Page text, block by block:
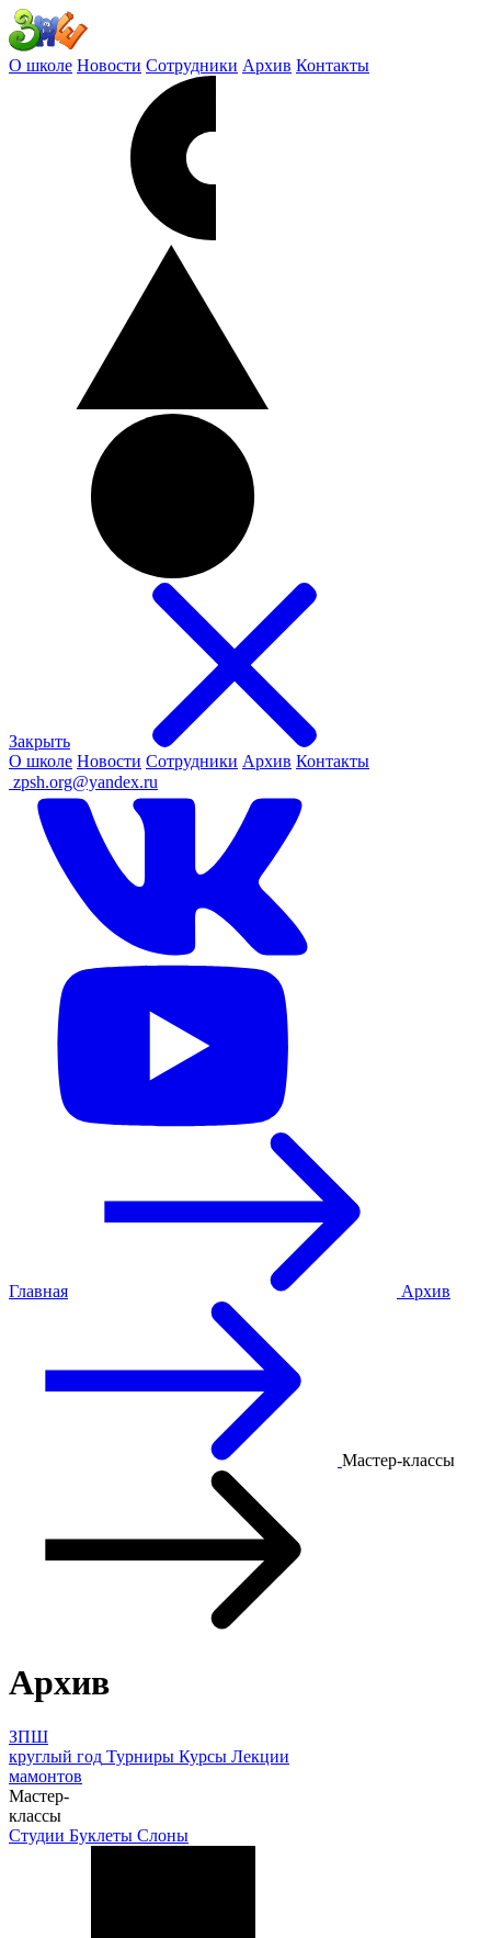
О школе Новости Сотрудники Архив Контакты
Закрыть
О школе Новости Сотрудники Архив Контакты
zpsh.org@yandex.ru
Главная Архив
Мастер-классы
Архив
ЗПШ
круглый год Турниры Курсы Лекции
мамонтов
Мастер-
классы
Студии Буклеты Слоны